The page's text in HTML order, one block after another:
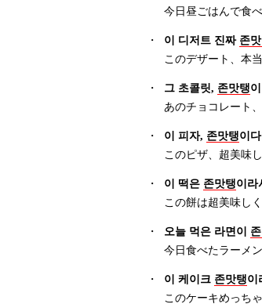
今日昼ごはんで食
・ 이 디저트 진짜 존
このデザート、本
・ 그 초콜릿, 존맛탱
あのチョコレート
・ 이 피자, 존맛탱이
このピザ、超美味
・ 이 떡은 존맛탱이라
この餅は超美味し
・ 오늘 먹은 라면이
今日食べたラーメ
・ 이 케이크 존맛탱이
このケーキめっち